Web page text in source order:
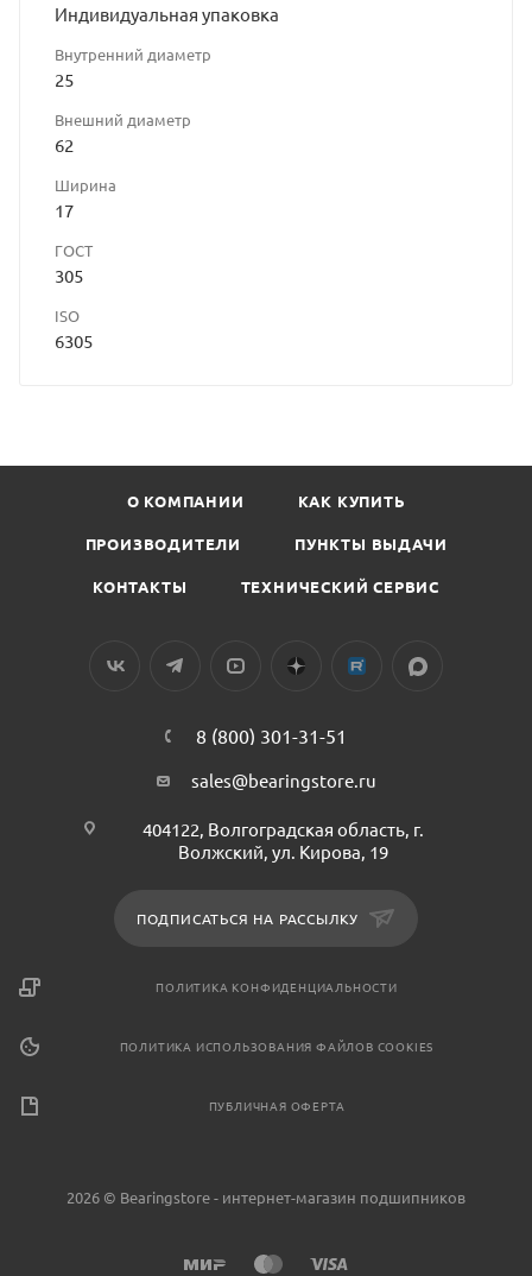
Индивидуальная упаковка
Внутренний диаметр
25
Внешний диаметр
62
Ширина
17
ГОСТ
305
ISO
6305
О КОМПАНИИ КАК КУПИТЬ
ПРОИЗВОДИТЕЛИ ПУНКТЫ ВЫДАЧИ
КОНТАКТЫ ТЕХНИЧЕСКИЙ СЕРВИС
8 (800) 301-31-51
sales@bearingstore.ru
404122, Волгоградская область, г.
Волжский, ул. Кирова, 19
ПОДПИСАТЬСЯ НА РАССЫЛКУ
ПОЛИТИКА КОНФИДЕНЦИАЛЬНОСТИ
ПОЛИТИКА ИСПОЛЬЗОВАНИЯ ФАЙЛОВ COOKIES
ПУБЛИЧНАЯ ОФЕРТА
2026 © Bearingstore - интернет-магазин подшипников